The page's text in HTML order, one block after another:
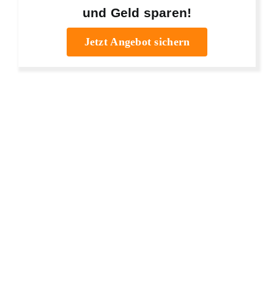
und Geld sparen!
Jetzt Angebot sichern